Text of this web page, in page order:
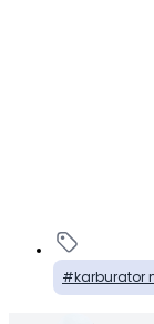
karburator